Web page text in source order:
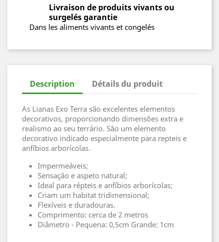
Livraison de produits vivants ou
surgelés garantie
Dans les aliments vivants et congelés
Description Détails du produit
As Lianas Exo Terra são excelentes elementos
decorativos, proporcionando dimensões extra e
realismo ao seu terrário. São um elemento
decorativo indicado especialmente para repteis e
anfíbios arborícolas.
Impermeáveis;
Sensação e aspeto natural;
Ideal para répteis e anfíbios arborícolas;
Criam um habitat tridimensional;
Flexíveis e duradouras.
Comprimento: cerca de 2 metros
Diâmetro - Pequena: 0,5cm Grande: 1cm